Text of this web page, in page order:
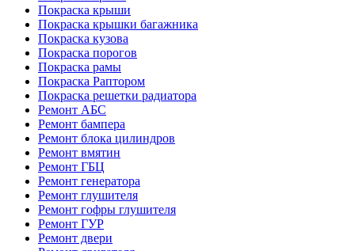
Покраска крыши
Покраска крышки багажника
Покраска кузова
Покраска порогов
Покраска рамы
Покраска Раптором
Покраска решетки радиатора
Ремонт АБС
Ремонт бампера
Ремонт блока цилиндров
Ремонт вмятин
Ремонт ГБЦ
Ремонт генератора
Ремонт глушителя
Ремонт гофры глушителя
Ремонт ГУР
Ремонт двери